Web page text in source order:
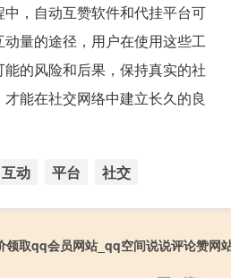
，自动互赞软件和代挂平台可
量的途径，用户在使用这些工
的风险和后果，保持真实的社
能在社交网络中建立长久的良
互动 平台 社交
领取qq会员网站_qq空间说说评论赞网